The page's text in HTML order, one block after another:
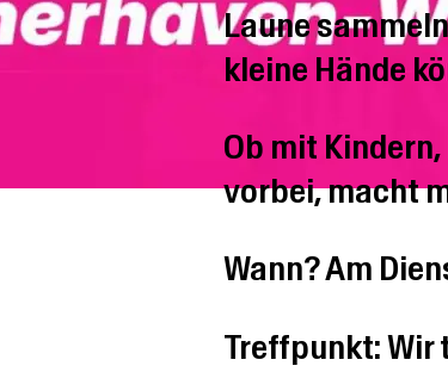
Laune
kleine Hände
Ob mit
vorbei, macht
Wann? Am
Treffpunkt: Wir